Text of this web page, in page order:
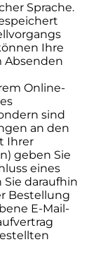
Sprache.
Ihre
Absenden
Online-
sind
an den
Ihrer
geben Sie
eines
Sie daraufhin
Bestellung
E-Mail-